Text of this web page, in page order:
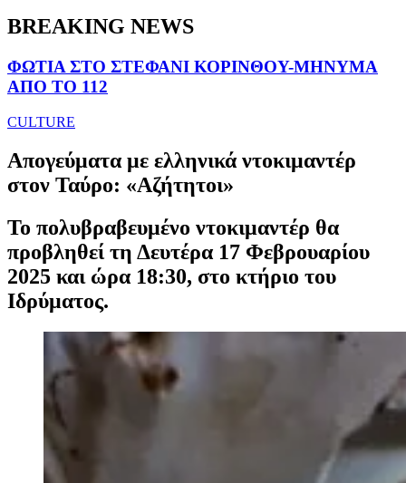
BREAKING NEWS
ΦΩΤΙΑ ΣΤΟ ΣΤΕΦΑΝΙ ΚΟΡΙΝΘΟΥ-ΜΗΝΥΜΑ
ΑΠΟ ΤΟ 112
CULTURE
Απογεύματα με ελληνικά ντοκιμαντέρ
στον Ταύρο: «Αζήτητοι»
Το πολυβραβευμένο ντοκιμαντέρ θα
προβληθεί τη Δευτέρα 17 Φεβρουαρίου
2025 και ώρα 18:30, στο κτήριο του
Ιδρύματος.